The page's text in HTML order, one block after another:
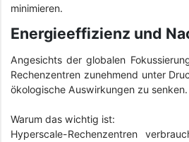
minimieren.
Energieeffizienz und
Angesichts der globalen
Rechenzentren zunehmend unter
ökologische Auswirkungen zu senken.
Warum das wichtig ist:
Hyperscale-Rechenzentren